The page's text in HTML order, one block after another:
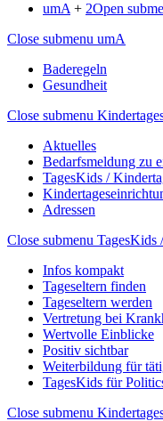
umA + 2Open
Close submenu umA
Baderegeln
Gesundheit
Close submenu
Aktuelles
Bedarfsmeldung zu
TagesKids /
Adressen
Close submenu TagesKids
Infos kompakt
Tageseltern finden
Tageseltern werden
Vertretung bei
Wertvolle Einblicke
Positiv sichtbar
Weiterbildung für
TagesKids für
Close submenu